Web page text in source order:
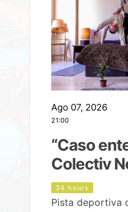
Ago 07, 2026
21:00
“Caso
Colectiv
34 hours
Pista deportiva